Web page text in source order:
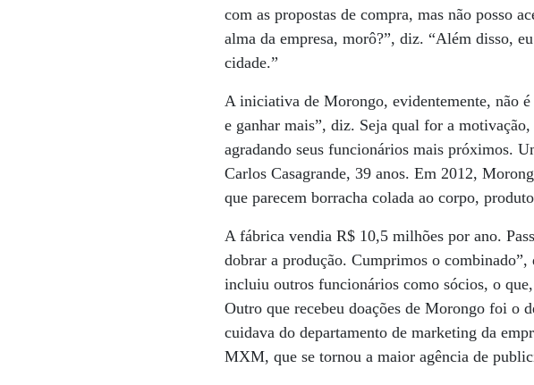
com as propostas de compra, mas não posso
alma da empresa, morô?”, diz. “Além disso,
cidade.”
A iniciativa de Morongo, evidentemente, não
e ganhar mais”, diz. Seja qual for a
agradando seus funcionários mais próximos.
Carlos Casagrande, 39 anos. Em 2012,
que parecem borracha colada ao corpo,
A fábrica vendia R$ 10,5 milhões por ano.
dobrar a produção. Cumprimos o
incluiu outros funcionários como sócios, o
Outro que recebeu doações de Morongo foi o
cuidava do departamento de marketing da
MXM, que se tornou a maior agência de